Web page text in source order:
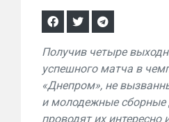
Получив четыре
успешного матча в
«Днепром», не
и молодежные
проводят их интересно